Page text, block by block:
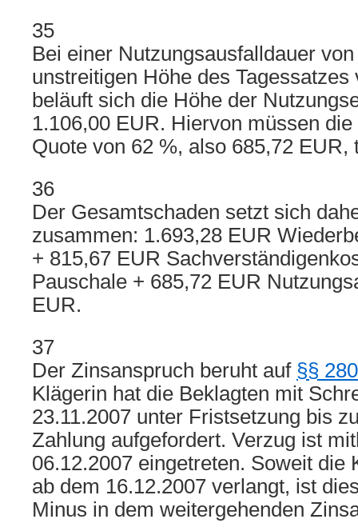
35
Bei einer Nutzungsausfalldauer
unstreitigen Höhe des Tagessatzes
beläuft sich die Höhe der
1.106,00 EUR. Hiervon müssen
Quote von 62 %, also 685,72 EUR,
36
Der Gesamtschaden setzt sich
zusammen: 1.693,28 EUR
+ 815,67 EUR
Pauschale + 685,72 EUR
EUR.
37
Der Zinsanspruch beruht auf §§ 280
Klägerin hat die Beklagten mit
23.11.2007 unter Fristsetzung bis
Zahlung aufgefordert. Verzug ist
06.12.2007 eingetreten. Soweit die
ab dem 16.12.2007 verlangt, ist
Minus in dem weitergehenden